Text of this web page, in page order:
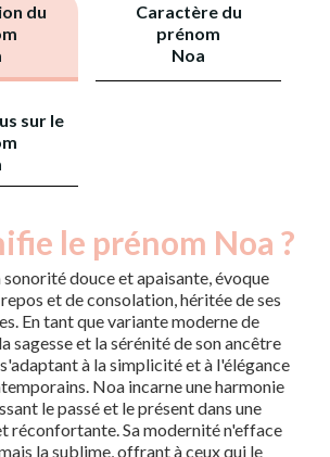
du
Caractère du
prénom
Noa
sur le
le prénom Noa ?
sonorité douce et apaisante, évoque
et de consolation, héritée de ses
En tant que variante moderne de
sagesse et la sérénité de son ancêtre
à la simplicité et à l'élégance
Noa incarne une harmonie
le passé et le présent dans une
réconfortante. Sa modernité n'efface
la sublime, offrant à ceux qui le